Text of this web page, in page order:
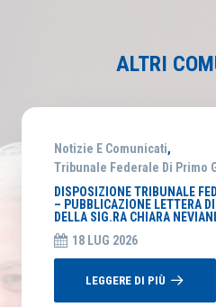
ALTRI
Notizie E Comunicati,
Tribunale Federale Di Primo
DISPOSIZIONE TRIBUNALE
– PUBBLICAZIONE LETTERA
DELLA SIG.RA CHIARA
18 LUG 2026
LEGGERE DI PIÙ